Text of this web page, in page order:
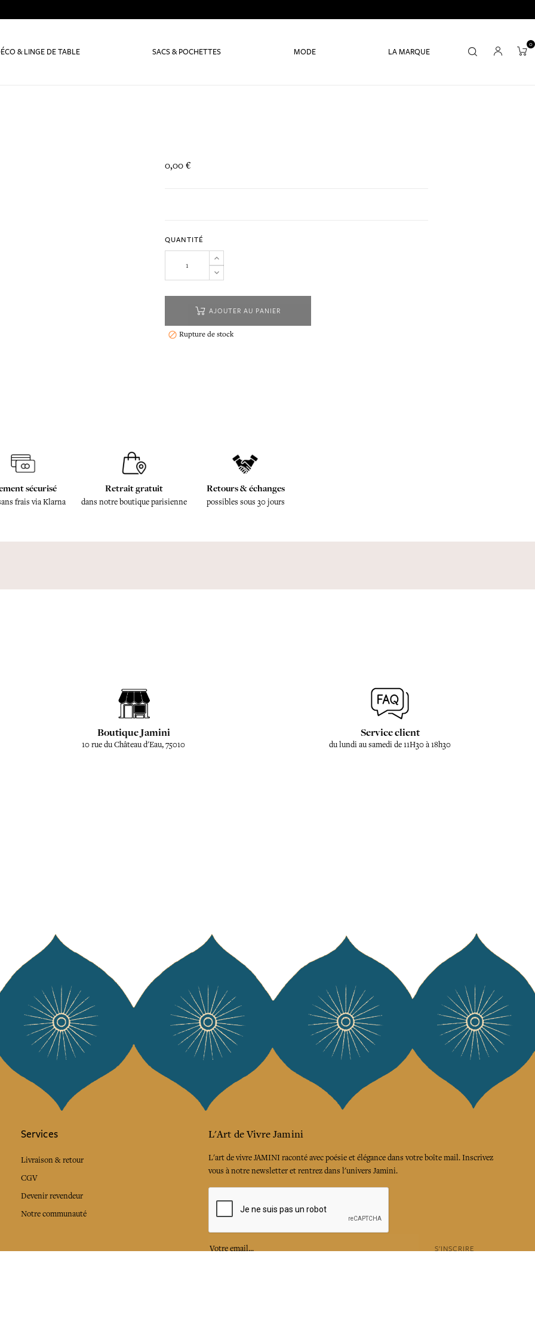
& LINGE DE TABLE SACS & POCHETTES MODE LA MARQUE
0
0,00 €
QUANTITÉ
AJOUTER AU PANIER
 Rupture de stock
sécurisé
frais via Klarna
Retrait gratuit
dans notre boutique parisienne
Retours & échanges
possibles sous 30 jours
Boutique Jamini
10 rue du Château d'Eau, 75010
Service client
du lundi au samedi de 11H30 à 18h30
Services
Livraison & retour
CGV
Devenir revendeur
Notre communauté
L'Art de Vivre Jamini
L'art de vivre JAMINI raconté avec poésie et élégance dans votre boîte mail. Inscrivez
vous à notre newsletter et rentrez dans l'univers Jamini.
S'INSCRIRE